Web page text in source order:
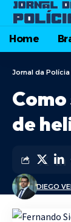
Home
Jornal da
de
DIEGO